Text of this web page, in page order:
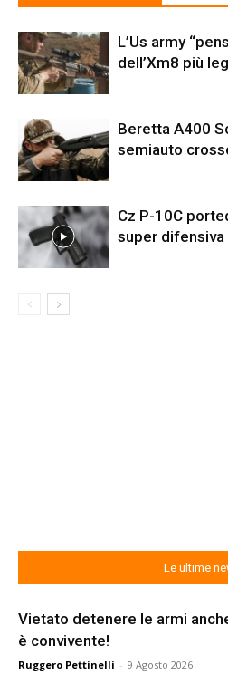
L’Us army
dell’Xm8 più
Beretta A400
semiauto
Cz P-10C
super difensiva
Le ultime
Vietato detenere le armi
è convivente!
Ruggero Pettinelli - 9 Agosto 2026